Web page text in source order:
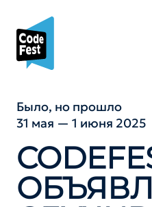
Было, но прошло
31 мая — 1 июня 2025